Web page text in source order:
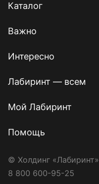
Каталог
Важно
Интересно
Лабиринт — всем
Мой Лабиринт
Помощь
© Холдинг «Лабиринт»
8 800 600-95-25